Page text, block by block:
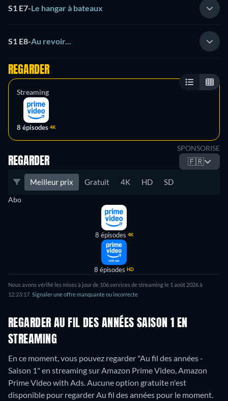
S1 E7-Le hangar à bateaux
S1 E8-Au revoir...
REGARDER
Streaming
8 épisodes 4K
SPONSORISE
REGARDER 🇫🇷
Meilleur prix Gratuit 4K HD SD
Abo
8 épisodes 4K
8 épisodes HD
Nous avons vérifié les mises à jour de 106services de streaming le 1 août 2026à
12:23:17 Signaler une offre manquante ou incorrecte
REGARDER AU FIL DES ANNÉES SAISON 1 EN
STREAMING
En ce moment, vous pouvez regarder "Au fil des années -
Saison 1" en streaming sur Amazon Prime Video, Amazon
Prime Video with Ads. Aucune option gratuite n'est
disponible pour regarder Au fil des années pour le moment.